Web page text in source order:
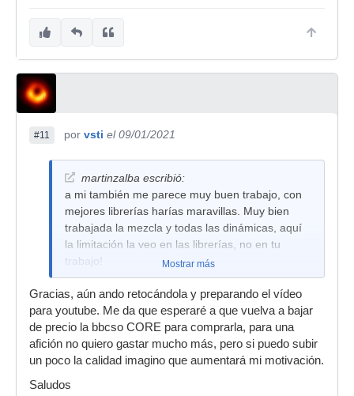
#11 por vsti el 09/01/2021
martinzalba escribió:
a mi también me parece muy buen trabajo, con
mejores librerías harías maravillas. Muy bien
trabajada la mezcla y todas las dinámicas, aquí
la limitación la veo en las librerías, no en tu
trabajo!
Mostrar más
Gracias, aún ando retocándola y preparando el vídeo
para youtube. Me da que esperaré a que vuelva a bajar
de precio la bbcso CORE para comprarla, para una
afición no quiero gastar mucho más, pero si puedo subir
un poco la calidad imagino que aumentará mi motivación.
Saludos